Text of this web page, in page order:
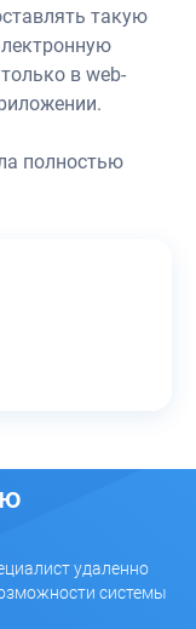
такую
в web-
полностью
удаленно
системы